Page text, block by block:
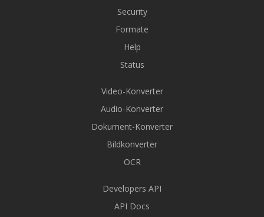
Security
Formate
Help
Status
Video-Konverter
Audio-Konverter
Dokument-Konverter
Bildkonverter
OCR
Developers API
API Docs